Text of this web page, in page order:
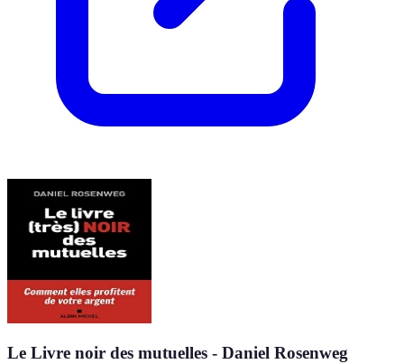
Le Livre noir des mutuelles - Daniel Rosenweg